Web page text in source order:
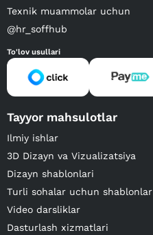
Texnik muammolar uchun
@hr_soffhub
To'lov usullari
Tayyor mahsulotlar
Ilmiy ishlar
3D Dizayn va Vizualizatsiya
Dizayn shablonlari
Turli sohalar uchun shablonlar
Video darsliklar
Dasturlash xizmatlari